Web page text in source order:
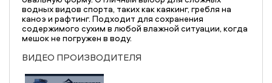
водных видов спорта, таких как каякинг, гребля на
каноэ и рафтинг. Подходит для сохранения
содержимого сухим в любой влажной ситуации, когда
мешок не погружен в воду.
ВИДЕО ПРОИЗВОДИТЕЛЯ